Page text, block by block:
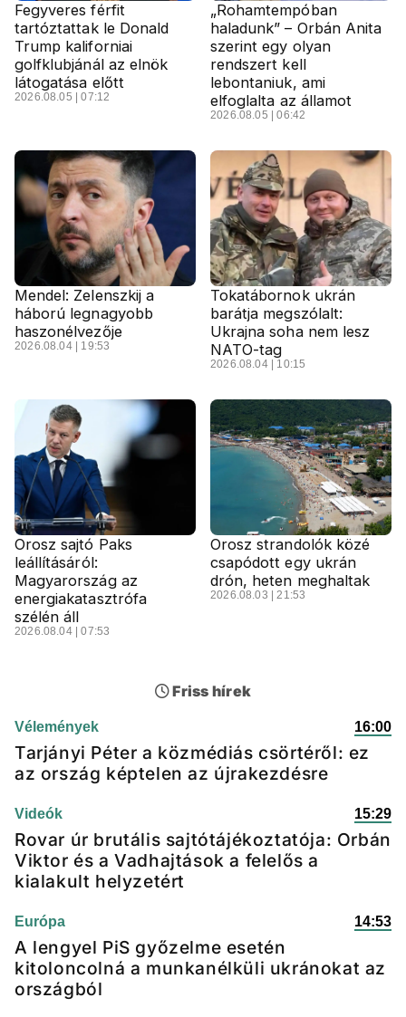
Fegyveres férfit
tartóztattak le Donald
Trump kaliforniai
golfklubjánál az elnök
látogatása előtt
2026.08.05 | 07:12
„Rohamtempóban
haladunk” – Orbán Anita
szerint egy olyan
rendszert kell
lebontaniuk, ami
elfoglalta az államot
2026.08.05 | 06:42
Mendel: Zelenszkij a
háború legnagyobb
haszonélvezője
2026.08.04 | 19:53
Tokatábornok ukrán
barátja megszólalt:
Ukrajna soha nem lesz
NATO-tag
2026.08.04 | 10:15
Orosz sajtó Paks
leállításáról:
Magyarország az
energiakatasztrófa
szélén áll
2026.08.04 | 07:53
Orosz strandolók közé
csapódott egy ukrán
drón, heten meghaltak
2026.08.03 | 21:53
Friss hírek
Vélemények 16:00
Tarjányi Péter a közmédiás csörtéről: ez
az ország képtelen az újrakezdésre
Videók 15:29
Rovar úr brutális sajtótájékoztatója: Orbán
Viktor és a Vadhajtások a felelős a
kialakult helyzetért
Európa 14:53
A lengyel PiS győzelme esetén
kitoloncolná a munkanélküli ukránokat az
országból